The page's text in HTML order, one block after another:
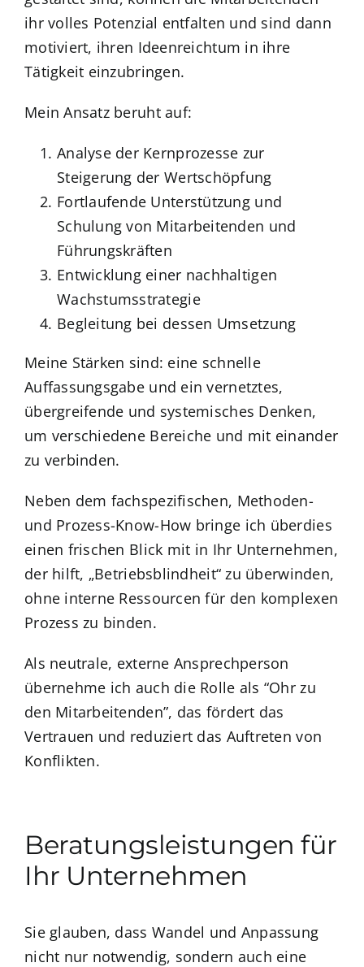
ihr volles Potenzial entfalten und sind dann
motiviert, ihren Ideenreichtum in ihre
Tätigkeit einzubringen.
Mein Ansatz beruht auf:
Analyse der Kernprozesse zur
Steigerung der Wertschöpfung
Fortlaufende Unterstützung und
Schulung von Mitarbeitenden und
Führungskräften
Entwicklung einer nachhaltigen
Wachstumsstrategie
Begleitung bei dessen Umsetzung
Meine Stärken sind: eine schnelle
Auffassungsgabe und ein vernetztes,
übergreifende und systemisches Denken,
um verschiedene Bereiche und mit einander
zu verbinden.
Neben dem fachspezifischen, Methoden-
und Prozess-Know-How bringe ich überdies
einen frischen Blick mit in Ihr Unternehmen,
der hilft, „Betriebsblindheit“ zu überwinden,
ohne interne Ressourcen für den komplexen
Prozess zu binden.
Als neutrale, externe Ansprechperson
übernehme ich auch die Rolle als “Ohr zu
den Mitarbeitenden”, das fördert das
Vertrauen und reduziert das Auftreten von
Konflikten.
Beratungsleistungen für
Ihr Unternehmen
Sie glauben, dass Wandel und Anpassung
nicht nur notwendig, sondern auch eine